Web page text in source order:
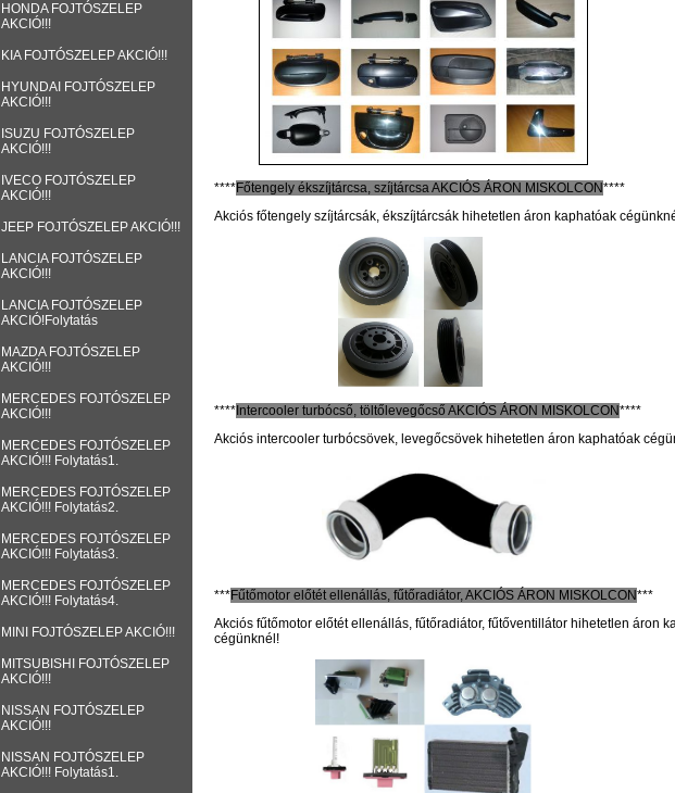
HONDA FOJTÓSZELEP
AKCIÓ!!!
KIA FOJTÓSZELEP AKCIÓ!!!
HYUNDAI FOJTÓSZELEP
AKCIÓ!!!
ISUZU FOJTÓSZELEP
AKCIÓ!!!
IVECO FOJTÓSZELEP
AKCIÓ!!!
JEEP FOJTÓSZELEP AKCIÓ!!!
LANCIA FOJTÓSZELEP
AKCIÓ!!!
LANCIA FOJTÓSZELEP
AKCIÓ!Folytatás
MAZDA FOJTÓSZELEP
AKCIÓ!!!
MERCEDES FOJTÓSZELEP
AKCIÓ!!!
MERCEDES FOJTÓSZELEP
AKCIÓ!!! Folytatás1.
MERCEDES FOJTÓSZELEP
AKCIÓ!!! Folytatás2.
MERCEDES FOJTÓSZELEP
AKCIÓ!!! Folytatás3.
MERCEDES FOJTÓSZELEP
AKCIÓ!!! Folytatás4.
MINI FOJTÓSZELEP AKCIÓ!!!
MITSUBISHI FOJTÓSZELEP
AKCIÓ!!!
NISSAN FOJTÓSZELEP
AKCIÓ!!!
NISSAN FOJTÓSZELEP
AKCIÓ!!! Folytatás1.
****Főtengely ékszíjtárcsa, szíjtárcsaAKCIÓS ÁRON MISKOLCON****
Akciós főtengely szíjtárcsák, ékszíjtárcsák hihetetlen áron kaphatóak
**** Intercooler turbócső, töltőlevegőcső AKCIÓS ÁRON MISKOLCON****
Akciós intercooler turbócsövek, levegőcsövek hihetetlen áron kaphatóak
***Fűtőmotor előtét ellenállás, fűtőradiátor,AKCIÓS ÁRON MISKOLCON***
Akciós fűtőmotor előtét ellenállás, fűtőradiátor, fűtőventillátor hihetetlen áron
cégünknél!